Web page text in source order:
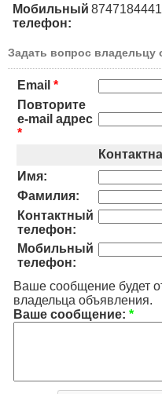
Мобильный
телефон:
Задать вопрос владельцу
Email *
Повторите
e-mail адрес
*
Имя:
Фамилия:
Контактный
телефон:
Мобильный
телефон:
Ваше сообщение будет
владельца объявления.
Ваше сообщение: *